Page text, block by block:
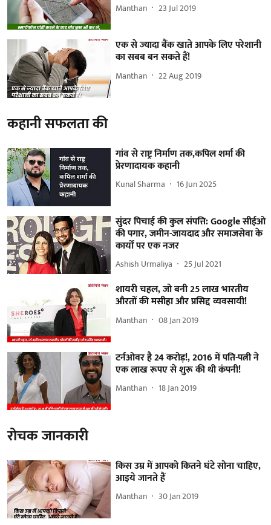
Manthan 23 Jul 2019
एक से ज्यादा बैंक खाते आपके लिए परेशानी
का सबब बन सकते हैं!
Manthan 22 Aug 2019
कहानी सफलता की
गांव से राष्ट्र निर्माण तक,कपिल शर्मा की
प्रेरणादायक कहानी
Kunal Sharma 16 Jun 2025
सुंदर पिचाई की कुल संपत्ति: Google सीईओ
की पगार, जमीन-जायदाद और समाजसेवा के
कार्यों पर एक नजर
Ashish Urmaliya 25 Jul 2021
शायरी चहल, जो बनी 25 लाख भारतीय
औरतों की मसीहा और प्रसिद्द व्यवसायी!
Manthan 08 Jan 2019
टर्नओवर है 24 करोड़!, 2016 में पति-पत्नी ने
एक लाख रूपए से शुरू की थी कंपनी!
Manthan 18 Jan 2019
रोचक जानकारी
किस उम्र में आपको कितने घंटे सोना चाहिए,
आइये जानते हैं
Manthan 30 Jan 2019